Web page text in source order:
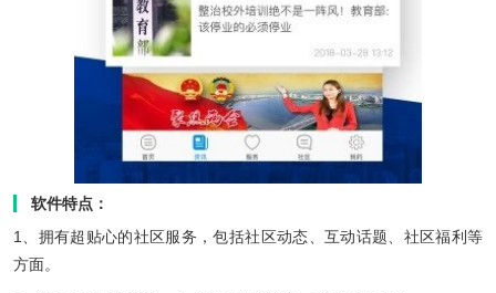
软件特点：
1、拥有超贴心的社区服务，包括社区动态、互动话题、社区福利等
方面。